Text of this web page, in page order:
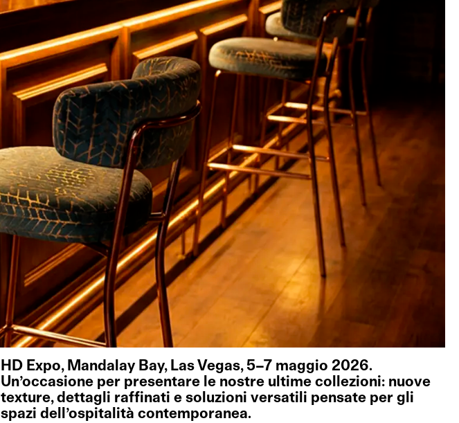
HD Expo, Mandalay Bay, Las Vegas, 5–7 maggio 2026.
Un’occasione per presentare le nostre ultime collezioni: nuove
texture, dettagli raffinati e soluzioni versatili pensate per gli
spazi dell’ospitalità contemporanea.